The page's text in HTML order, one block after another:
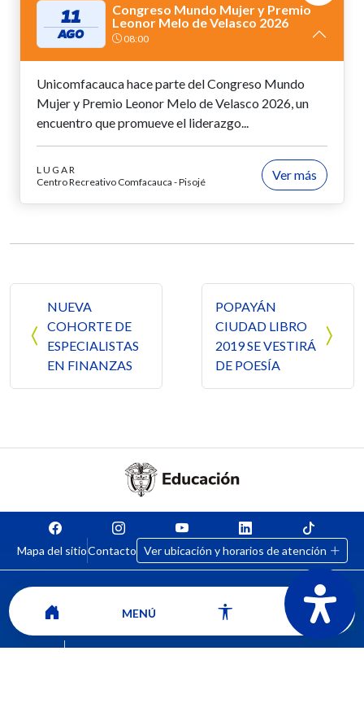
11
AGO
Congreso Mundo Mujer y Premio
Leonor Melo de Velasco 2026
08:00
Unicomfacauca hace parte del Congreso Mundo
Mujer y Premio Leonor Melo de Velasco 2026, un
encuentro que promueve el liderazgo...
LUGAR
Centro Recreativo Comfacauca - Pisojé
Ver más
NUEVA
COHORTE DE
ESPECIALISTAS
EN FINANZAS
POPAYÁN
CIUDAD LIBRO
2019 SE VESTIRÁ
DE POESÍA
Mapa del sitioContacto Ver ubicación y horarios de atención
MENÚ